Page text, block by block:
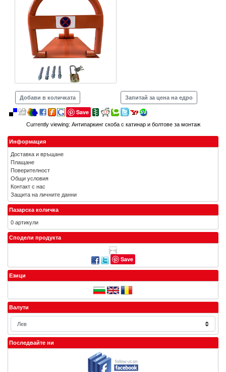
Добави в количката Запитай за цена на едро
Save
Currently viewing: Антипаркинг скоба с катинар и болтове за монтаж
Информация
Доставка и връщане
Плащане
Поверителност
Общи условия
Контакт с нас
Защита на личните данни
Пазарска количка
0 артикули
Сподели продукта
Save
Езици
Валути
Последвайте ни